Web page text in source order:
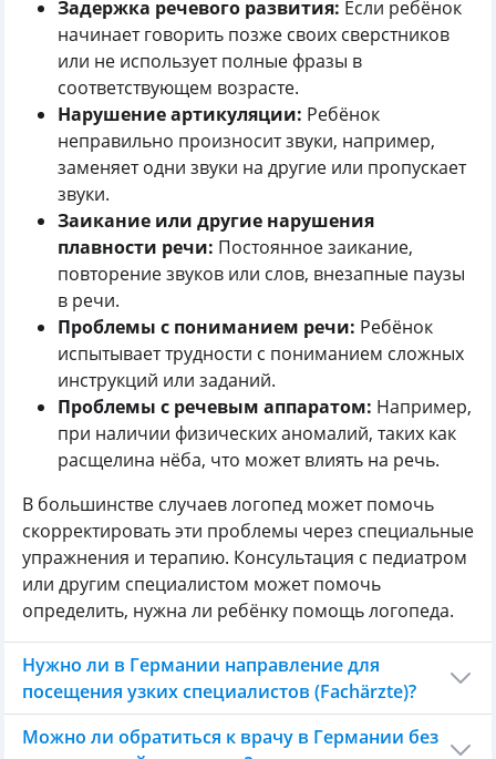
Задержка речевого развития: Если ребёнок
начинает говорить позже своих сверстников
или не использует полные фразы в
соответствующем возрасте.
Нарушение артикуляции: Ребёнок
неправильно произносит звуки, например,
заменяет одни звуки на другие или пропускает
звуки.
Заикание или другие нарушения
плавности речи: Постоянное заикание,
повторение звуков или слов, внезапные паузы
в речи.
Проблемы с пониманием речи: Ребёнок
испытывает трудности с пониманием сложных
инструкций или заданий.
Проблемы с речевым аппаратом: Например,
при наличии физических аномалий, таких как
расщелина нёба, что может влиять на речь.
В большинстве случаев логопед может помочь
скорректировать эти проблемы через специальные
упражнения и терапию. Консультация с педиатром
или другим специалистом может помочь
определить, нужна ли ребёнку помощь логопеда.
Нужно ли в Германии направление для
посещения узких специалистов (Fachärzte)?
Можно ли обратиться к врачу в Германии без